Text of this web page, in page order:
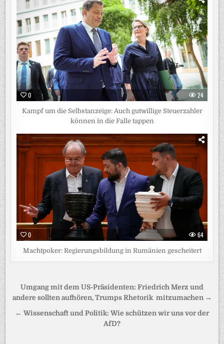
0 24
Kampf um die Selbstanzeige: Auch gutwillige Steuerzahler
können in die Falle tappen
0 64
Machtpoker: Regierungsbildung in Rumänien gescheitert
Beitragsnavigation
Umgang mit dem US-Präsidenten: Friedrich Merz und
andere sollten aufhören, Trumps Rhetorik mitzumachen →
← Wissenschaft und Politik: Wie schützen wir uns vor der
AfD?